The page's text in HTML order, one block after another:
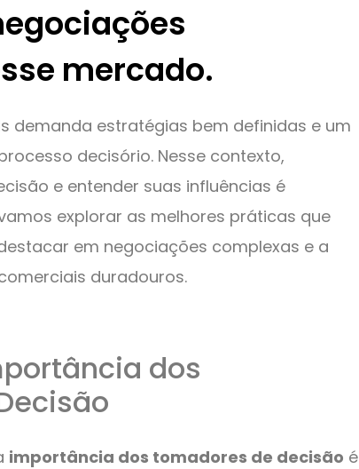
mercado.
demanda estratégias bem definidas e um
decisório. Nesse contexto,
e entender suas influências é
explorar as melhores práticas que
em negociações complexas e a
duradouros.
dos
importância dos tomadores de decisão é